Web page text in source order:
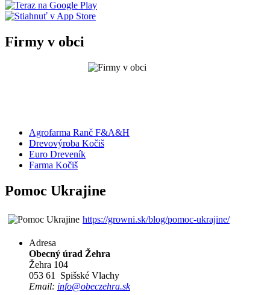
Firmy v obci
Agrofarma Ranč F&A&H
Drevovýroba Kočiš
Euro Dreveník
Farma Kočiš
Pomoc Ukrajine
https://growni.sk/blog/pomoc-ukrajine/
Adresa
Obecný úrad Žehra
Žehra 104
053 61 Spišské Vlachy
Email: info@obeczehra.sk